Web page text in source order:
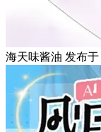
海天味酱油 发布于